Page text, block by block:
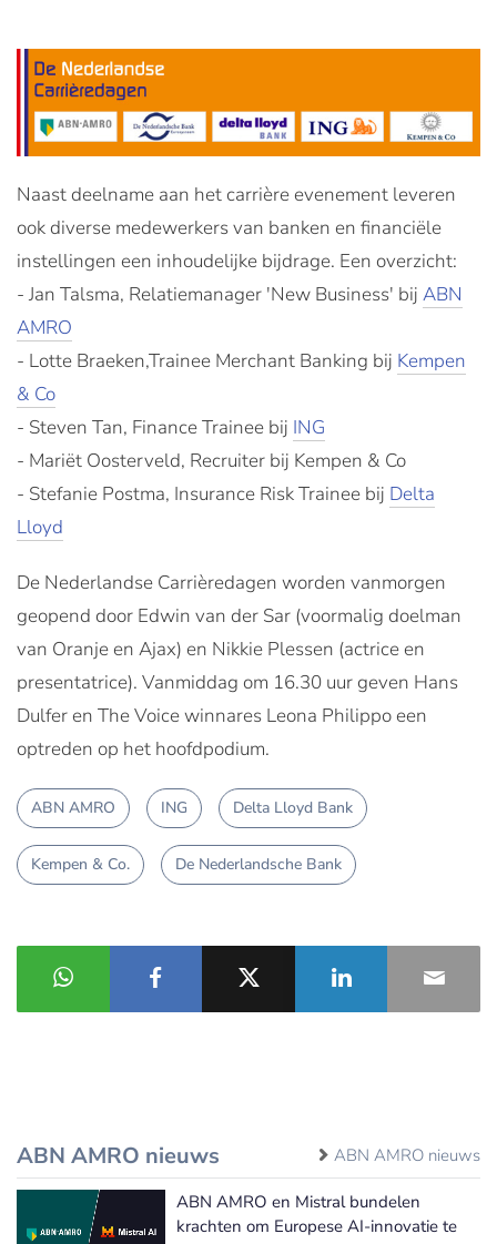
Naast deelname aan het carrière evenement leveren
ook diverse medewerkers van banken en financiële
instellingen een inhoudelijke bijdrage. Een overzicht:
- Jan Talsma, Relatiemanager 'New Business' bij ABN
AMRO
- Lotte Braeken,Trainee Merchant Banking bij Kempen
& Co
- Steven Tan, Finance Trainee bij ING
- Mariët Oosterveld, Recruiter bij Kempen & Co
- Stefanie Postma, Insurance Risk Trainee bij Delta
Lloyd
De Nederlandse Carrièredagen worden vanmorgen
geopend door Edwin van der Sar (voormalig doelman
van Oranje en Ajax) en Nikkie Plessen (actrice en
presentatrice). Vanmiddag om 16.30 uur geven Hans
Dulfer en The Voice winnares Leona Philippo een
optreden op het hoofdpodium.
ABN AMRO ING Delta Lloyd Bank
Kempen & Co. De Nederlandsche Bank
ABN AMRO nieuws ABN AMRO nieuws
ABN AMRO en Mistral bundelen
krachten om Europese AI-innovatie te